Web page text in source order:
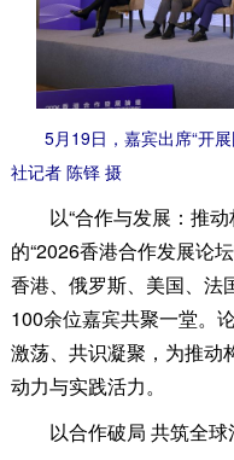
5月19日，嘉宾出席“开展
社记者 陈铎 摄
以“合作与发展：推动
的“2026香港合作发展论
香港、俄罗斯、美国、法
100余位嘉宾共聚一堂。
激荡、共识凝聚，为推动
动力与实践活力。
以合作破局 共筑全